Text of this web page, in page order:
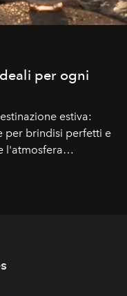
per ogni
estiva:
per brindisi perfetti e
l'atmosfera